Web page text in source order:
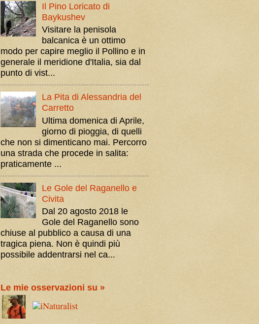
Il Pino Loricato di
Baykushev
Visitare la penisola
balcanica è un ottimo
modo per capire meglio il Pollino e in
generale il meridione d'Italia, sia dal
punto di vist...
La Pita di Alessandria del
Carretto
Ultima domenica di Aprile,
giorno di pioggia, di quelli
che non si dimenticano mai. Percorro
una strada che procede in salita:
praticamente ...
Le Gole del Raganello e
Civita
Dal 20 agosto 2018 le
Gole del Raganello sono
chiuse al pubblico a causa di una
tragica piena. Non è quindi più
possibile addentrarsi nel ca...
Le mie osservazioni su »